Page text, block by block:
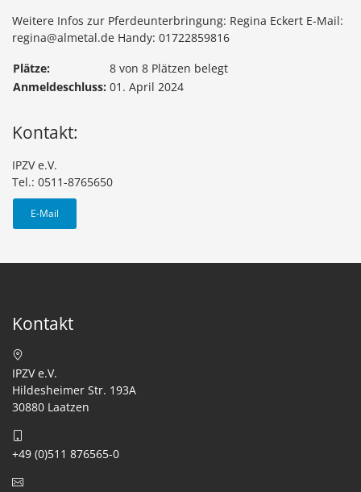
Weitere Infos zur Pferdeunterbringung: Regina Eckert E-Mail:
regina@almetal.de Handy: 01722859816
Plätze:
8 von 8 Plätzen belegt
Anmeldeschluss: 01. April 2024
Kontakt:
IPZV e.V.
Tel.: 0511-8765650
E-Mail
Kontakt
IPZV e.V.
Hildesheimer Str. 193A
30880 Laatzen
+49 (0)511 876565-0